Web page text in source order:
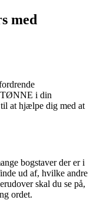
med
i din
at hjælpe dig med at
bogstaver der er i
ud af, hvilke andre
skal du se på,
ordet.